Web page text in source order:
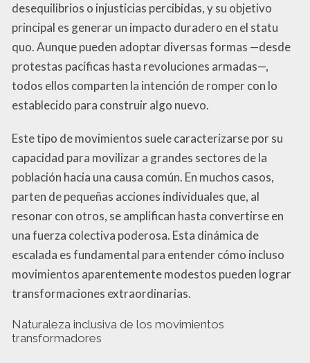
desequilibrios o injusticias percibidas, y su objetivo
principal es generar un impacto duradero en el statu
quo. Aunque pueden adoptar diversas formas —desde
protestas pacíficas hasta revoluciones armadas—,
todos ellos comparten la intención de romper con lo
establecido para construir algo nuevo.
Este tipo de movimientos suele caracterizarse por su
capacidad para movilizar a grandes sectores de la
población hacia una causa común. En muchos casos,
parten de pequeñas acciones individuales que, al
resonar con otros, se amplifican hasta convertirse en
una fuerza colectiva poderosa. Esta dinámica de
escalada es fundamental para entender cómo incluso
movimientos aparentemente modestos pueden lograr
transformaciones extraordinarias.
Naturaleza inclusiva de los movimientos
transformadores